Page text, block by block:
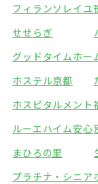
フィランソレイユ
せせらぎ
グッドタイムホー
ホステル京都
ホスピタルメント
ルーエハイム安心
まひろの里
プラチナ・シニア